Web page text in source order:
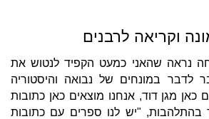
וקריאה לרבנים
נראה שהאני כמעט הקפיד לנטוש את
לדבר במונחים של נבואה והיסטוריה
כאן מגן דוד, אנחנו מוצאים כאן כתובות
"יש לנו ספרים עם כתובות